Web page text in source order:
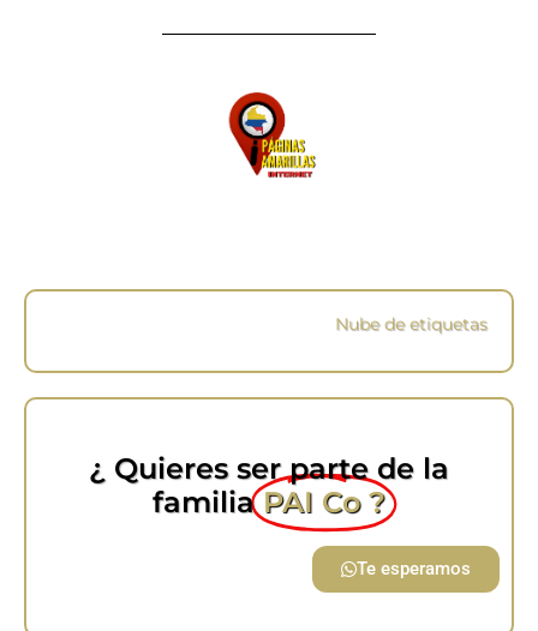
Nube de etiquetas
¿ Quieres ser parte de la
familia PAI Co ?
Te esperamos